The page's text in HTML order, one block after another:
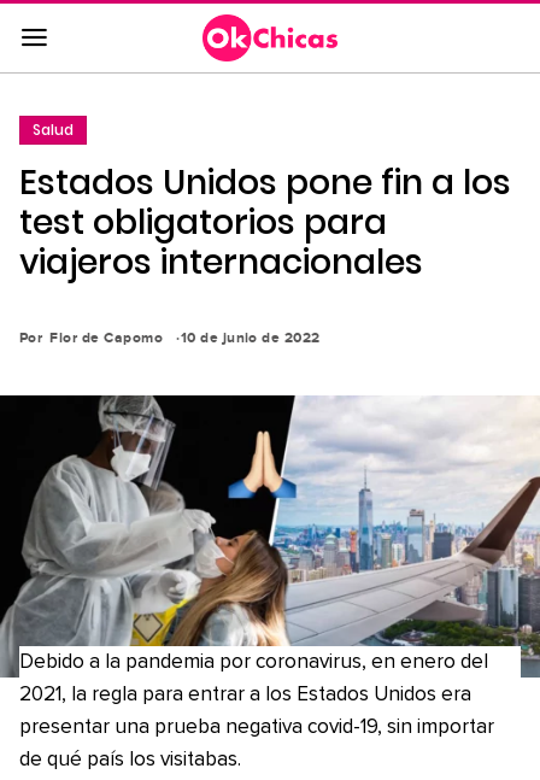
Saltar
al
contenido
a
la
navegación
principal
Salud
Estados Unidos pone fin a los
test obligatorios para
viajeros internacionales
Por Flor de Capomo 10 de junio de 2022
Debido a la pandemia por coronavirus, en enero del
2021, la regla para entrar a los Estados Unidos era
presentar una prueba negativa covid-19, sin importar
de qué país los visitabas.